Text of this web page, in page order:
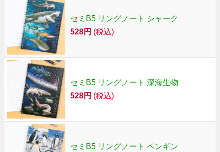
セミB5 リングノート シャーク
528円 (税込)
セミB5 リングノート 深海生物
528円 (税込)
セミB5 リングノート ペンギン